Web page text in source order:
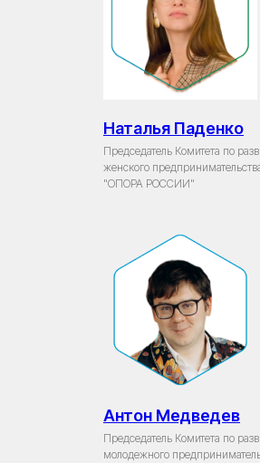
Наталья Паденко
Председатель Комитета по
женского
"ОПОРА РОССИИ"
Антон Медведев
Председатель Комитета по
молодежного